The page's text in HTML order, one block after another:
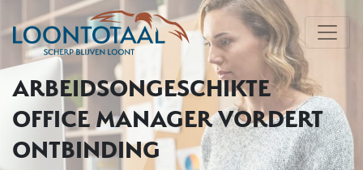
ARBEIDSONGESCHIKTE
OFFICE MANAGER VORDERT
ONTBINDING